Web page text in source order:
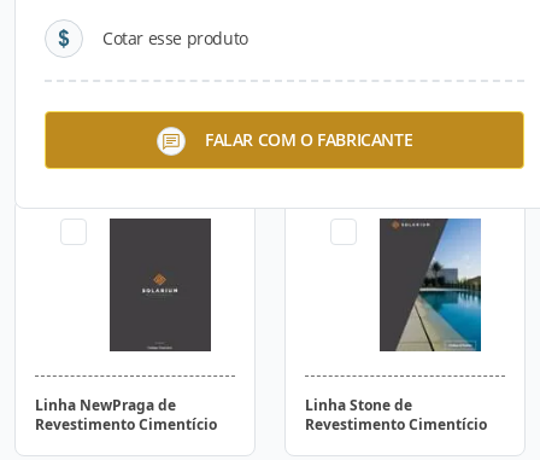
Cotar esse produto
FALAR COM O FABRICANTE
Linha Curvatto de
Revestimento Cimentício
Revestimento Cimentício
Linha NewPraga de
Revestimento Cimentício
Linha Stone de
Revestimento Cimentício